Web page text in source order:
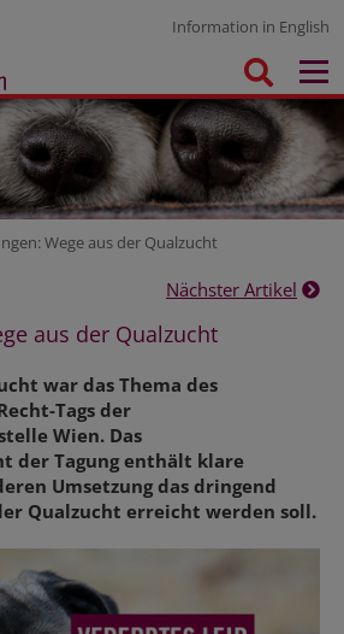
Information in English
Wege aus der Qualzucht
Nächster Artikel
aus der Qualzucht
war das Thema des
Tags der
Wien. Das
der Tagung enthält klare
Umsetzung das dringend
Qualzucht erreicht werden soll.